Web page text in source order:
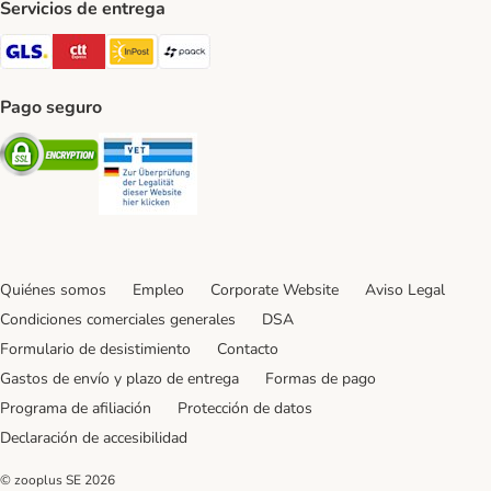
Servicios de entrega
GLS Shipping Method
CTTExpress Shipping Method
InPost Shipping Method
paack Shipping Method
Pago seguro
Security
Quiénes somos Empleo Corporate Website
Aviso Legal
Condiciones comerciales generales
DSA
Formulario de desistimiento
Contacto
Gastos de envío y plazo de entrega
Formas de pago
Programa de afiliación
Protección de datos
Declaración de accesibilidad
© zooplus SE 2026